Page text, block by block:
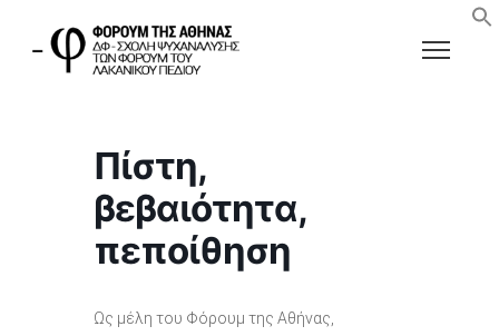
Πίστη,
βεβαιότητα,
πεποίθηση
Ως μέλη του Φόρουμ της Αθήνας,